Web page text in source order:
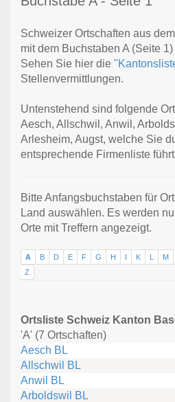
Schweizer Ortschaften aus
mit dem Buchstaben A (Seite
Sehen Sie hier die
Stellenvermittlungen.
Untenstehend sind folgende
Aesch, Allschwil, Anwil,
Arlesheim, Augst, welche Sie
entsprechende Firmenliste
Bitte Anfangsbuchstaben für
Land auswählen. Es werden
Orte mit Treffern angezeigt.
A B D E F G H I K L M
Z
Ortsliste Schweiz Kanton
'A' (7 Ortschaften)
Aesch BL
Allschwil BL
Anwil BL
Arboldswil BL